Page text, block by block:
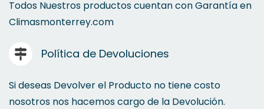
Todos Nuestros productos cuentan con Garantía en
Climasmonterrey.com
Política de Devoluciones
Si deseas Devolver el Producto no tiene costo
nosotros nos hacemos cargo de la Devolución.